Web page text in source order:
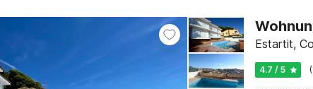
Estartit,
4.7 / 5